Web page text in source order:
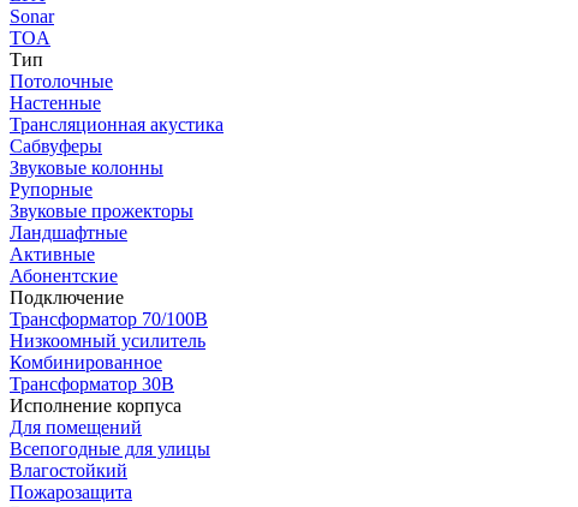
Sonar
TOA
Тип
Потолочные
Настенные
Трансляционная акустика
Сабвуферы
Звуковые колонны
Рупорные
Звуковые прожекторы
Ландшафтные
Активные
Абонентские
Подключение
Трансформатор 70/100В
Низкоомный усилитель
Комбинированное
Трансформатор 30В
Исполнение корпуса
Для помещений
Всепогодные для улицы
Влагостойкий
Пожарозащита